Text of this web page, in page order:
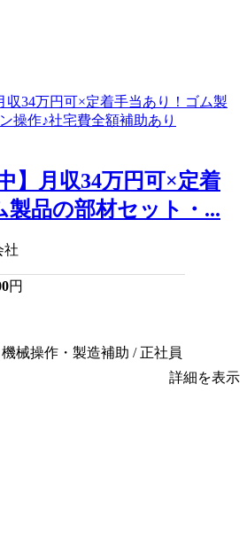
】月収34万円可×定着
製品の部材セット・...
社
円
械操作・製造補助 / 正社員
詳細を表示